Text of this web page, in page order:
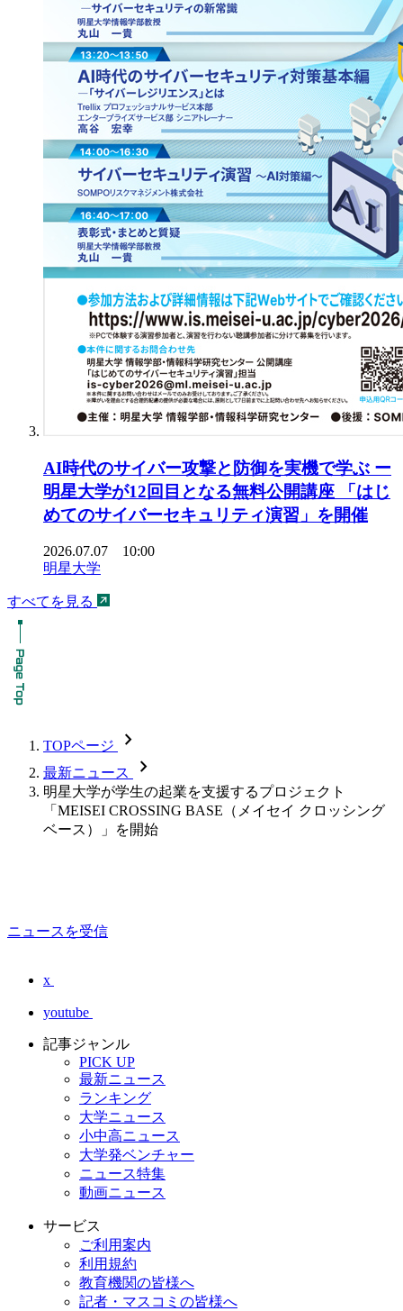
AI時代のサイバー攻撃と防御を実機で学ぶ ー
明星大学が12回目となる無料公開講座 「はじ
めてのサイバーセキュリティ演習」を開催
2026.07.07 10:00
明星大学
すべてを見る
TOPページ chevron_forward
最新ニュース chevron_forward
明星大学が学生の起業を支援するプロジェクト
「MEISEI CROSSING BASE（メイセイ クロッシング
ベース）」を開始
ニュースを受信
x
youtube
記事ジャンル
PICK UP
最新ニュース
ランキング
大学ニュース
小中高ニュース
大学発ベンチャー
ニュース特集
動画ニュース
サービス
ご利用案内
利用規約
教育機関の皆様へ
記者・マスコミの皆様へ